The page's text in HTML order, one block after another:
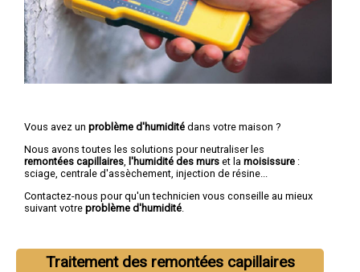
Vous avez un problème d'humidité dans votre maison ?
Nous avons toutes les solutions pour neutraliser les
remontées capillaires l'humidité des murs et la moisissure :
sciage, centrale d'assèchement, injection de résine...
Contactez-nous pour qu'un technicien vous conseille au mieux
suivant votre problème d'humidité
Traitement des remontées capillaires